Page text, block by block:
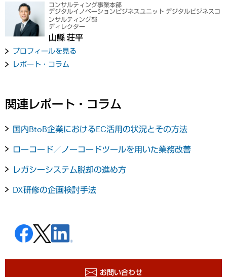
コンサルティング事業本部
デジタルイノベーションビジネスユニット デジタルビジネスコ
ンサルティング部
ディレクター
山縣 荘平
プロフィールを見る
レポート・コラム
関連レポート・コラム
国内BtoB企業におけるEC活用の状況とその方法
ローコード／ノーコードツールを用いた業務改善
レガシーシステム脱却の進め方
DX研修の企画検討手法
お問い合わせ